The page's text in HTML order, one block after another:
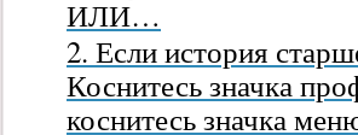
ИЛИ…
Если история
Коснитесь значка
коснитесь значка